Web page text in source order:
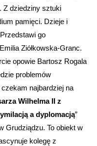
Z dziedziny sztuki
pamięci. Dzieje i
go
Ziółkowska-Granc.
opowie Bartosz Rogala
problemów
najbardziej na
Wilhelma II z
a dyplomacją”
Grudziądzu. To obiekt w
kolegę z